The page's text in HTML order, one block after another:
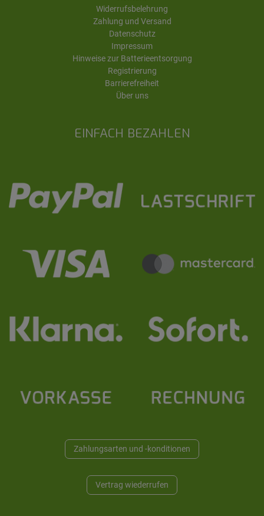
EINFACH BEZAHLEN
Zahlungsarten und -konditionen
Vertrag wiederrufen
Widerrufsbelehrung
Zahlung und Versand
Datenschutz
Impressum
Hinweise zur Batterieentsorgung
Registrierung
Barrierefreiheit
Über uns